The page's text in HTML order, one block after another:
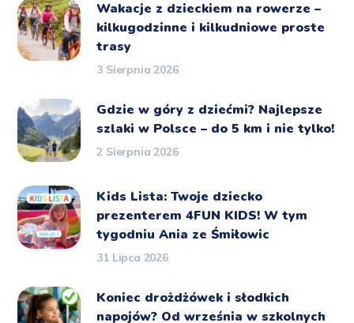
Wakacje z dzieckiem na rowerze –
kilkugodzinne i kilkudniowe proste
trasy
3 Sierpnia 2026
Gdzie w góry z dziećmi? Najlepsze
szlaki w Polsce – do 5 km i nie tylko!
2 Sierpnia 2026
Kids Lista: Twoje dziecko
prezenterem 4FUN KIDS! W tym
tygodniu Ania ze Śmiłowic
31 Lipca 2026
Koniec drożdżówek i słodkich
napojów? Od września w szkolnych